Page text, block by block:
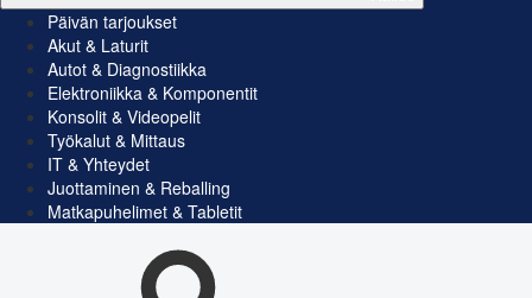
Päivän tarjoukset
Akut & Laturit
Autot & Diagnostiikka
Elektroniikka & Komponentit
Konsolit & Videopelit
Työkalut & Mittaus
IT & Yhteydet
Juottaminen & Reballing
Matkapuhelimet & Tabletit